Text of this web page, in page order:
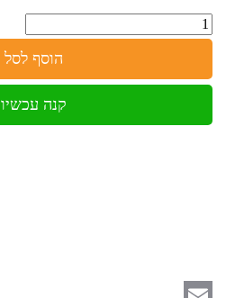
כמות
הוסף לסל
קנה עכשיו